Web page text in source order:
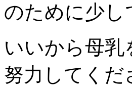
のために少し
いいから母
努力してくだ